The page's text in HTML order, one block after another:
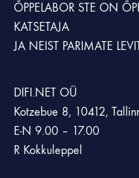
ÕPPELABOR STE ON
KATSETAJA
JA NEIST PARIMATE
DIFI.NET OÜ
Kotzebue 8, 10412,
E-N 9.00 – 17.00
R Kokkuleppel